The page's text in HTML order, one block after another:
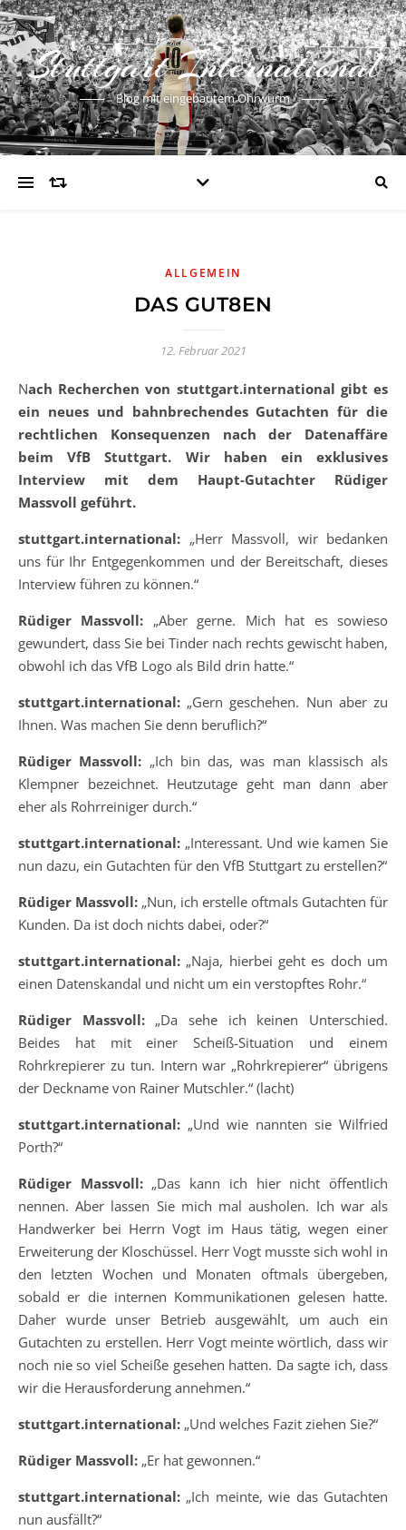
Stuttgart International
Blog mit eingebautem Ohrwurm
ALLGEMEIN
DAS GUT8EN
12. Februar 2021
Nach Recherchen von stuttgart.international gibt es
ein neues und bahnbrechendes Gutachten für die
rechtlichen Konsequenzen nach der Datenaffäre
beim VfB Stuttgart. Wir haben ein exklusives
Interview mit dem Haupt-Gutachter Rüdiger
Massvoll geführt.
stuttgart.international: „Herr Massvoll, wir bedanken
uns für Ihr Entgegenkommen und der Bereitschaft, dieses
Interview führen zu können.“
Rüdiger Massvoll: „Aber gerne. Mich hat es sowieso
gewundert, dass Sie bei Tinder nach rechts gewischt haben,
obwohl ich das VfB Logo als Bild drin hatte.“
stuttgart.international: „Gern geschehen. Nun aber zu
Ihnen. Was machen Sie denn beruflich?“
Rüdiger Massvoll: „Ich bin das, was man klassisch als
Klempner bezeichnet. Heutzutage geht man dann aber
eher als Rohrreiniger durch.“
stuttgart.international: „Interessant. Und wie kamen Sie
nun dazu, ein Gutachten für den VfB Stuttgart zu erstellen?“
Rüdiger Massvoll: „Nun, ich erstelle oftmals Gutachten für
Kunden. Da ist doch nichts dabei, oder?“
stuttgart.international: „Naja, hierbei geht es doch um
einen Datenskandal und nicht um ein verstopftes Rohr.“
Rüdiger Massvoll:„Da sehe ich keinen Unterschied.
Beides hat mit einer Scheiß-Situation und einem
Rohrkrepierer zu tun. Intern war „Rohrkrepierer“ übrigens
der Deckname von Rainer Mutschler.“ (lacht)
stuttgart.international: „Und wie nannten sie Wilfried
Porth?“
Rüdiger Massvoll:„Das kann ich hier nicht öffentlich
nennen. Aber lassen Sie mich mal ausholen. Ich war als
Handwerker bei Herrn Vogt im Haus tätig, wegen einer
Erweiterung der Kloschüssel. Herr Vogt musste sich wohl in
den letzten Wochen und Monaten oftmals übergeben,
sobald er die internen Kommunikationen gelesen hatte.
Daher wurde unser Betrieb ausgewählt, um auch ein
Gutachten zu erstellen. Herr Vogt meinte wörtlich, dass wir
noch nie so viel Scheiße gesehen hatten. Da sagte ich, dass
wir die Herausforderung annehmen.“
stuttgart.international: „Und welches Fazit ziehen Sie?“
Rüdiger Massvoll: „Er hat gewonnen.“
stuttgart.international: „Ich meinte, wie das Gutachten
nun ausfällt?“